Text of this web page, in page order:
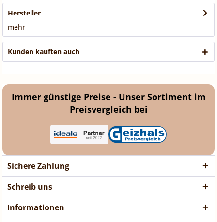
Hersteller
mehr
Kunden kauften auch
Immer günstige Preise - Unser Sortiment im
Preisvergleich bei
Sichere Zahlung
Schreib uns
Informationen